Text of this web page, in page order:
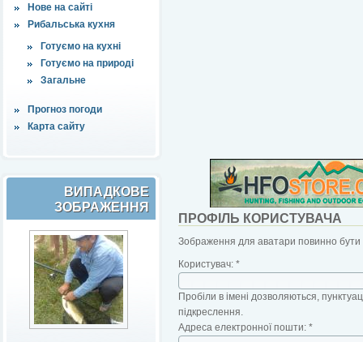
Нове на сайті
Рибальська кухня
Готуємо на кухні
Готуємо на природі
Загальне
Прогноз погоди
Карта сайту
ВИПАДКОВЕ
ЗОБРАЖЕННЯ
ПРОФІЛЬ КОРИСТУВАЧА
Зображення для аватари повинно бути
Користувач: *
Пробіли в імені дозволяються,
підкреслення.
Адреса електронної пошти: *